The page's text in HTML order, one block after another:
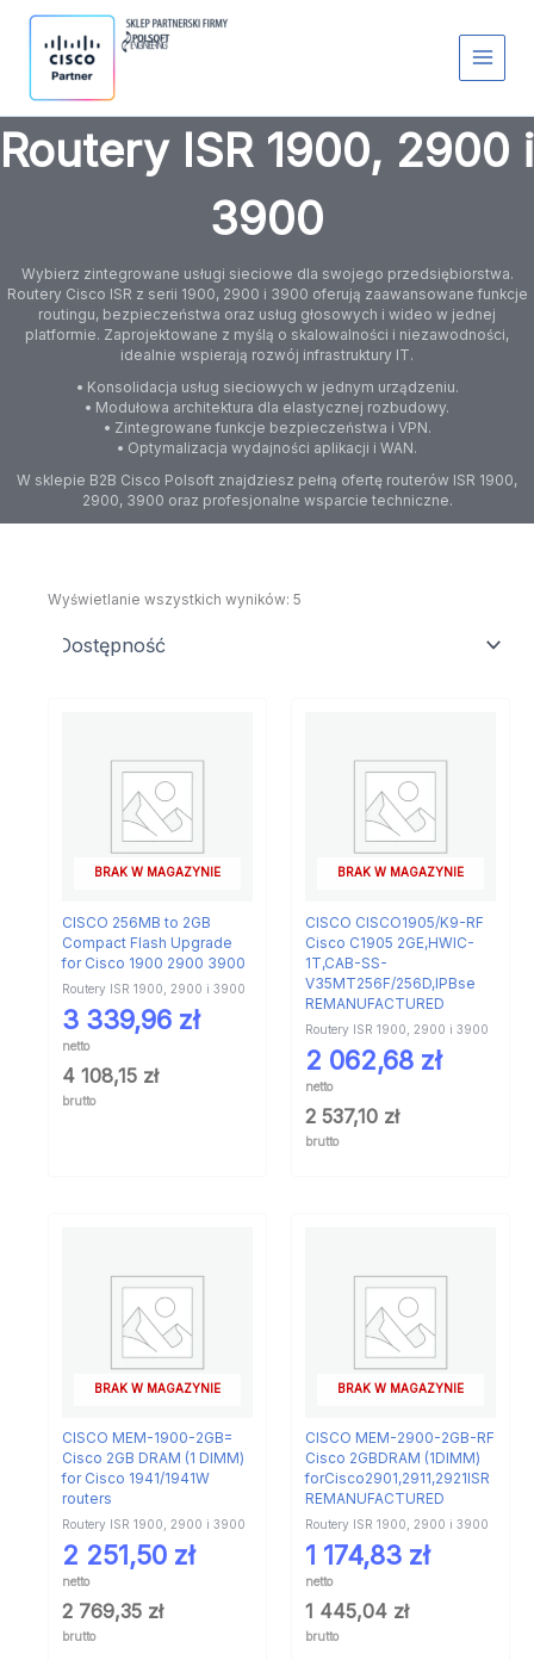
Routery ISR 1900, 2900 i
3900
Wybierz zintegrowane usługi sieciowe dla swojego przedsiębiorstwa.
Routery Cisco ISR z serii 1900, 2900 i 3900 oferują zaawansowane funkcje
routingu, bezpieczeństwa oraz usług głosowych i wideo w jednej
platformie. Zaprojektowane z myślą o skalowalności i niezawodności,
idealnie wspierają rozwój infrastruktury IT.
• Konsolidacja usług sieciowych w jednym urządzeniu.
• Modułowa architektura dla elastycznej rozbudowy.
• Zintegrowane funkcje bezpieczeństwa i VPN.
• Optymalizacja wydajności aplikacji i WAN.
W sklepie B2B Cisco Polsoft znajdziesz pełną ofertę routerów ISR 1900,
2900, 3900 oraz profesjonalne wsparcie techniczne.
u
s
Wyświetlanie wszystkich wyników: 5
BRAK W MAGAZYNIE
CISCO 256MB to 2GB
Compact Flash Upgrade
for Cisco 1900 2900 3900
Routery ISR 1900, 2900 i 3900
3 339,96 zł
netto
4 108,15 zł
brutto
BRAK W MAGAZYNIE
CISCO CISCO1905/K9-RF
Cisco C1905 2GE,HWIC-
1T,CAB-SS-
V35MT256F/256D,IPBse
REMANUFACTURED
Routery ISR 1900, 2900 i 3900
2 062,68 zł
netto
2 537,10 zł
brutto
BRAK W MAGAZYNIE
CISCO MEM-1900-2GB=
Cisco 2GB DRAM (1 DIMM)
for Cisco 1941/1941W
routers
Routery ISR 1900, 2900 i 3900
2 251,50 zł
netto
2 769,35 zł
brutto
BRAK W MAGAZYNIE
CISCO MEM-2900-2GB-RF
Cisco 2GBDRAM (1DIMM)
forCisco2901,2911,2921ISR
REMANUFACTURED
Routery ISR 1900, 2900 i 3900
1 174,83 zł
netto
1 445,04 zł
brutto